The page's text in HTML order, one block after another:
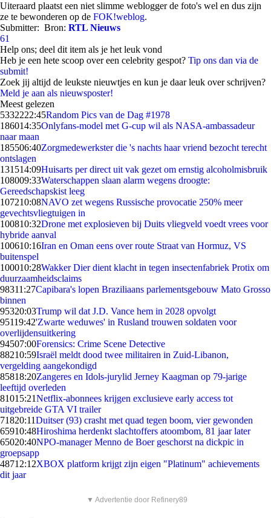
Uiteraard plaatst een niet slimme weblogger de foto's wel en dus zijn
ze te bewonderen op de FOK!weblog.
Submitter: Bron: RTL Nieuws
61
Help ons; deel dit item als je het leuk vond
Heb je een hete scoop over een celebrity gespot? Tip ons dan via de
submit!
Zoek jij altijd de leukste nieuwtjes en kun je daar leuk over schrijven?
Meld je aan als nieuwsposter!
Meest gelezen
5332222:45Random Pics van de Dag #1978
186014:35Onlyfans-model met G-cup wil als NASA-ambassadeur
naar maan
185506:40Zorgmedewerkster die 's nachts haar vriend bezocht terecht
ontslagen
131514:09Huisarts per direct uit vak gezet om ernstig alcoholmisbruik
108009:33Waterschappen slaan alarm wegens droogte:
Gereedschapskist leeg
107210:08NAVO zet wegens Russische provocatie 250% meer
gevechtsvliegtuigen in
100810:32Drone met explosieven bij Duits vliegveld voedt vrees voor
hybride aanval
100610:16Iran en Oman eens over route Straat van Hormuz, VS
buitenspel
100010:28Wakker Dier dient klacht in tegen insectenfabriek Protix om
duurzaamheidsclaims
98311:27Capibara's lopen Braziliaans parlementsgebouw Mato Grosso
binnen
95320:03Trump wil dat J.D. Vance hem in 2028 opvolgt
95119:42'Zwarte weduwes' in Rusland trouwen soldaten voor
overlijdensuitkering
94507:00Forensics: Crime Scene Detective
88210:59Israël meldt dood twee militairen in Zuid-Libanon,
vergelding aangekondigd
85818:20Zangeres en Idols-jurylid Jerney Kaagman op 79-jarige
leeftijd overleden
81015:21Netflix-abonnees krijgen exclusieve early access tot
uitgebreide GTA VI trailer
71820:11Duitser (93) crasht met quad tegen boom, vier gewonden
65910:48Hiroshima herdenkt slachtoffers atoombom, 81 jaar later
65020:40NPO-manager Menno de Boer geschorst na dickpic in
groepsapp
48712:12XBOX platform krijgt zijn eigen "Platinum" achievements
dit jaar
▼ Advertentie door Refinery89